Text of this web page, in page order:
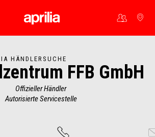
Skip to content
HÄNDLERSUCHE
FFB GmbH
Offizieller Händler
Autorisierte Servicestelle